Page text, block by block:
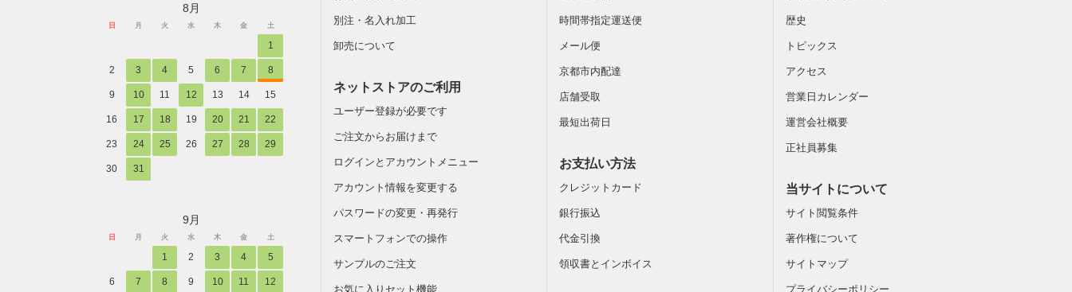
8月
日 月 火 水 木 金 土
1
2 3 4 5 6 7 8
9 10 11 12 13 14 15
16 17 18 19 20 21 22
23 24 25 26 27 28 29
30 31
9月
日 月 火 水 木 金 土
1 2 3 4 5
6 7 8 9 10 11 12
別注・名入れ加工
卸売について
ネットストアのご利用
ユーザー登録が必要です
ご注文からお届けまで
ログインとアカウントメニュー
アカウント情報を変更する
パスワードの変更・再発行
スマートフォンでの操作
サンプルのご注文
お気に入りセット機能
時間帯指定運送便
メール便
京都市内配達
店舗受取
最短出荷日
お支払い方法
クレジットカード
銀行振込
代金引換
領収書とインボイス
歴史
トピックス
アクセス
営業日カレンダー
運営会社概要
正社員募集
当サイトについて
サイト閲覧条件
著作権について
サイトマップ
プライバシーポリシー